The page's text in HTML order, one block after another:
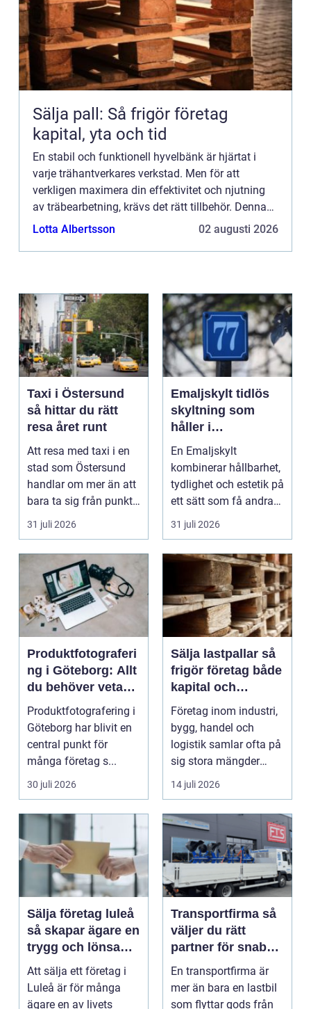
Sälja pall: Så frigör företag
kapital, yta och tid
En stabil och funktionell hyvelbänk är hjärtat i
varje trähantverkares verkstad. Men för att
verkligen maximera din effektivitet och njutning
av träbearbetning, krävs det rätt tillbehör. Denna
artikel utfo...
Lotta Albertsson 02 augusti 2026
Taxi i Östersund
så hittar du rätt
resa året runt
Att resa med taxi i en
stad som Östersund
handlar om mer än att
bara ta sig från punkt
A till punkt ...
31 juli 2026
Emaljskylt tidlös
skyltning som
håller i
generationer
En Emaljskylt
kombinerar hållbarhet,
tydlighet och estetik på
ett sätt som få andra
skyltmaterial gö...
31 juli 2026
Produktfotograferi
ng i Göteborg: Allt
du behöver veta
som företag
Produktfotografering i
Göteborg har blivit en
central punkt för
många företag s...
30 juli 2026
Sälja lastpallar så
frigör företag både
kapital och
lagerutrymme
Företag inom industri,
bygg, handel och
logistik samlar ofta på
sig stora mängder
lastpallar. De tar...
14 juli 2026
Sälja företag luleå
så skapar ägare en
trygg och lönsam
affär
Att sälja ett företag i
Luleå är för många
ägare en av livets
Transportfirma så
väljer du rätt
partner för snabba
och trygga
leveranser
En transportfirma är
mer än bara en lastbil
som flyttar gods från